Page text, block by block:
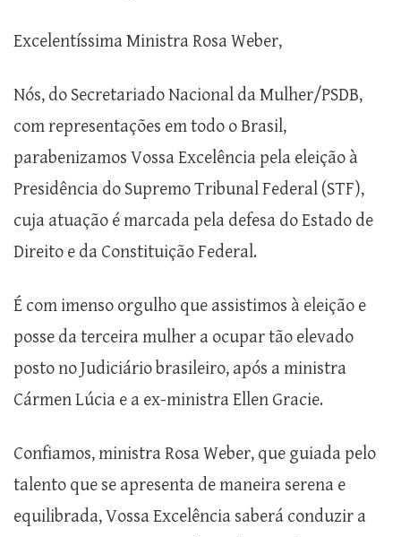
Excelentíssima Ministra Rosa Weber,
Nós, do Secretariado Nacional da Mulher/PSDB,
com representações em todo o Brasil,
parabenizamos Vossa Excelência pela eleição à
Presidência do Supremo Tribunal Federal (STF),
cuja atuação é marcada pela defesa do Estado de
Direito e da Constituição Federal.
É com imenso orgulho que assistimos à eleição e
posse da terceira mulher a ocupar tão elevado
posto no Judiciário brasileiro, após a ministra
Cármen Lúcia e a ex-ministra Ellen Gracie.
Confiamos, ministra Rosa Weber, que guiada pelo
talento que se apresenta de maneira serena e
equilibrada, Vossa Excelência saberá conduzir a